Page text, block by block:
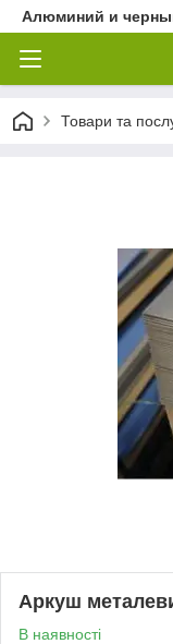
Алюминий и
Товари та
Аркуш
В наявності